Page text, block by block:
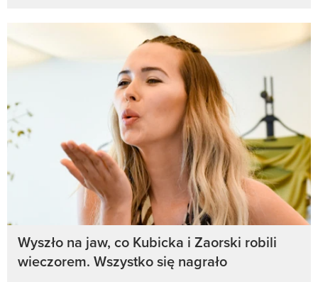
Wyszło na jaw, co Kubicka i Zaorski robili
wieczorem. Wszystko się nagrało